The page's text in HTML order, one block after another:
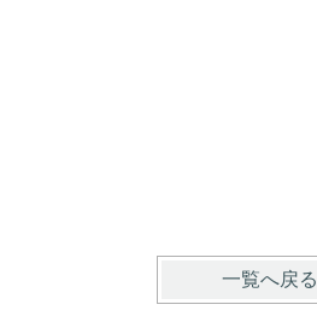
一覧へ戻る